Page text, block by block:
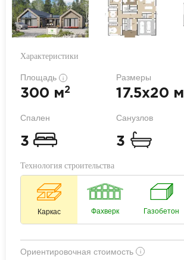
Характеристики
Площадь i
300 м2
Размеры
17.5x20 м
Спален
3
Санузлов
3
Технология строительства
Каркас Фахверк Газобетон
Ориентировочная стоимость i